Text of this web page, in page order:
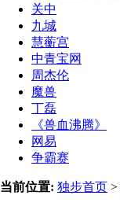
关中
九城
慧蘅宫
中青宝网
周杰伦
魔兽
丁磊
《兽血沸腾》
网易
争霸赛
当前位置: 独步首页 >